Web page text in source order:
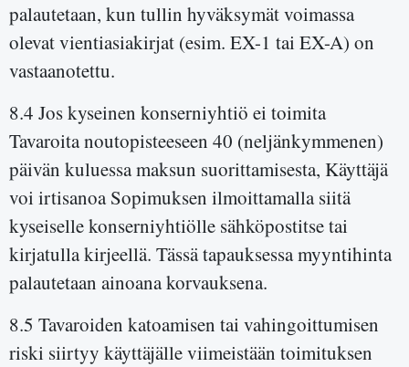
palautetaan, kun tullin hyväksymät voimassa
olevat vientiasiakirjat (esim. EX-1 tai EX-A) on
vastaanotettu.
8.4 Jos kyseinen konserniyhtiö ei toimita
Tavaroita noutopisteeseen 40 (neljänkymmenen)
päivän kuluessa maksun suorittamisesta, Käyttäjä
voi irtisanoa Sopimuksen ilmoittamalla siitä
kyseiselle konserniyhtiölle sähköpostitse tai
kirjatulla kirjeellä. Tässä tapauksessa myyntihinta
palautetaan ainoana korvauksena.
8.5 Tavaroiden katoamisen tai vahingoittumisen
riski siirtyy käyttäjälle viimeistään toimituksen